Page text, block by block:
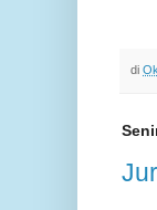
di